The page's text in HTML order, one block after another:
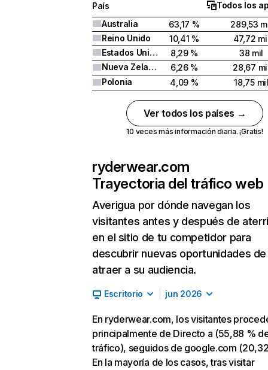
País
Todos los
Australia
63,17 %
289,53
Reino Unido
10,41 %
47,72
Estados Unidos
8,29 %
38 mil
Nueva Zelanda
6,26 %
28,67
Polonia
4,09 % 18,75 mil
Ver todos los países →
10 veces más información diaria. ¡Gratis!
ryderwear.com
Trayectoria del tráfico web
Averigua por dónde navegan los
visitantes antes y después de
en el sitio de tu competidor para
descubrir nuevas oportunidades de
atraer a su audiencia.
Escritorio jun 2026
En ryderwear.com, los visitantes
principalmente de Directo a (55,88 %
tráfico), seguidos de google.com
En la mayoría de los casos, tras visitar